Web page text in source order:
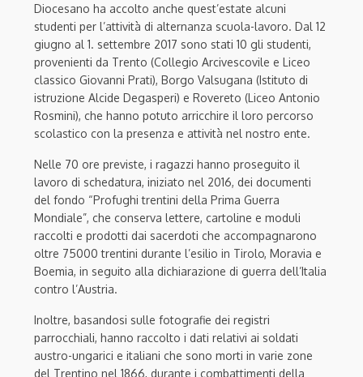
Diocesano ha accolto anche quest’estate alcuni
studenti per l’attività di alternanza scuola-lavoro. Dal 12
giugno al 1. settembre 2017 sono stati 10 gli studenti,
provenienti da Trento (Collegio Arcivescovile e Liceo
classico Giovanni Prati), Borgo Valsugana (Istituto di
istruzione Alcide Degasperi) e Rovereto (Liceo Antonio
Rosmini), che hanno potuto arricchire il loro percorso
scolastico con la presenza e attività nel nostro ente.
Nelle 70 ore previste, i ragazzi hanno proseguito il
lavoro di schedatura, iniziato nel 2016, dei documenti
del fondo “Profughi trentini della Prima Guerra
Mondiale”, che conserva lettere, cartoline e moduli
raccolti e prodotti dai sacerdoti che accompagnarono
oltre 75000 trentini durante l’esilio in Tirolo, Moravia e
Boemia, in seguito alla dichiarazione di guerra dell’Italia
contro l’Austria.
Inoltre, basandosi sulle fotografie dei registri
parrocchiali, hanno raccolto i dati relativi ai soldati
austro-ungarici e italiani che sono morti in varie zone
del Trentino nel 1866, durante i combattimenti della